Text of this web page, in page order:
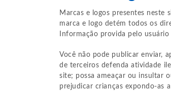
Marcas e logos presentes neste
marca e logo detém todos os
Informação provida pelo usuário
Você não pode publicar enviar,
de terceiros defenda atividade
site; possa ameaçar ou insultar
prejudicar crianças expondo-as